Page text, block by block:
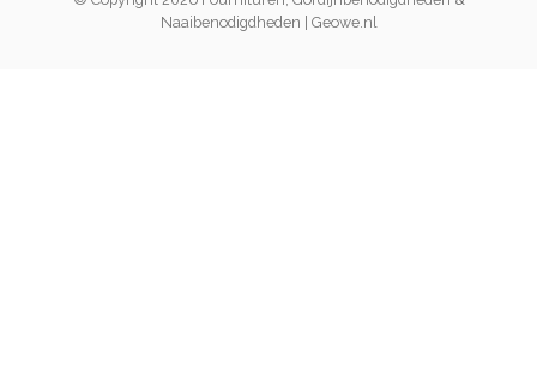
Naaibenodigdheden | Geowe.nl